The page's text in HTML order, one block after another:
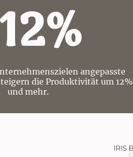
angepasste
die Produktivität um 12%
und mehr.